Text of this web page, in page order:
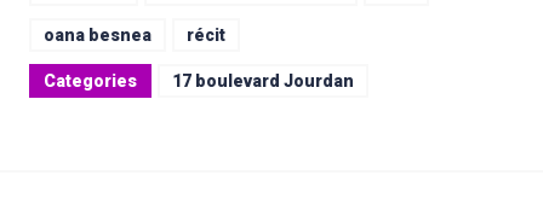
oana besnea récit
Categories 17 boulevard Jourdan